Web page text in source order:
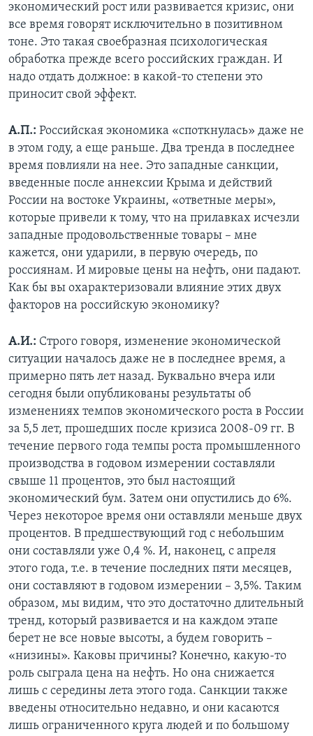
экономический рост или развивается кризис, они
все время говорят исключительно в позитивном
тоне. Это такая своебразная психологическая
обработка прежде всего российских граждан. И
надо отдать должное: в какой-то степени это
приносит свой эффект.
А.П.: Российская экономика «споткнулась» даже не
в этом году, а еще раньше. Два тренда в последнее
время повлияли на нее. Это западные санкции,
введенные после аннексии Крыма и действий
России на востоке Украины, «ответные меры»,
которые привели к тому, что на прилавках исчезли
западные продовольственные товары – мне
кажется, они ударили, в первую очередь, по
россиянам. И мировые цены на нефть, они падают.
Как бы вы охарактеризовали влияние этих двух
факторов на российскую экономику?
А.И.: Строго говоря, изменение экономической
ситуации началось даже не в последнее время, а
примерно пять лет назад. Буквально вчера или
сегодня были опубликованы результаты об
изменениях темпов экономического роста в России
за 5,5 лет, прошедших после кризиса 2008-09 гг. В
течение первого года темпы роста промышленного
производства в годовом измерении составляли
свыше 11 процентов, это был настоящий
экономический бум. Затем они опустились до 6%.
Через некоторое время они оставляли меньше двух
процентов. В предшествующий год с небольшим
они составляли уже 0,4 %. И, наконец, с апреля
этого года, т.е. в течение последних пяти месяцев,
они составляют в годовом измерении – 3,5%. Таким
образом, мы видим, что это достаточно длительный
тренд, который развивается и на каждом этапе
берет не все новые высоты, а будем говорить –
«низины». Каковы причины? Конечно, какую-то
роль сыграла цена на нефть. Но она снижается
лишь с середины лета этого года. Санкции также
введены относительно недавно, и они касаются
лишь ограниченного круга людей и по большому